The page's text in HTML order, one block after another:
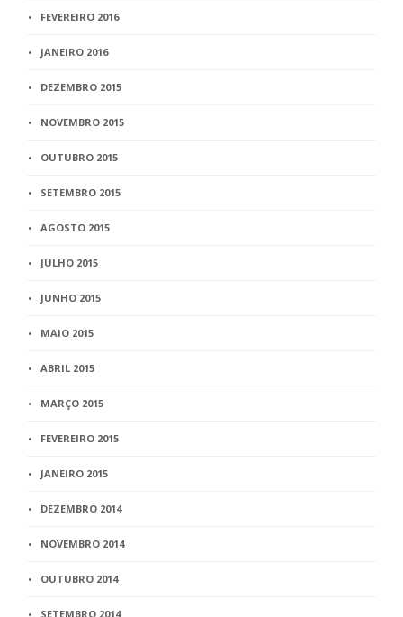
FEVEREIRO 2016
JANEIRO 2016
DEZEMBRO 2015
NOVEMBRO 2015
OUTUBRO 2015
SETEMBRO 2015
AGOSTO 2015
JULHO 2015
JUNHO 2015
MAIO 2015
ABRIL 2015
MARÇO 2015
FEVEREIRO 2015
JANEIRO 2015
DEZEMBRO 2014
NOVEMBRO 2014
OUTUBRO 2014
SETEMBRO 2014